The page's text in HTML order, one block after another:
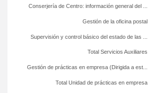
Total Unidad de prácticas en empresa
Gestión de prácticas en empresa (Dirigida a est...
Total Servicios Auxiliares
Supervisión y control básico del estado de las ...
Gestión de la oficina postal
Conserjería de Centro: información general del ...